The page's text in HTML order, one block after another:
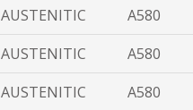
AUSTENITIC A580
AUSTENITIC A580
AUSTENITIC A580